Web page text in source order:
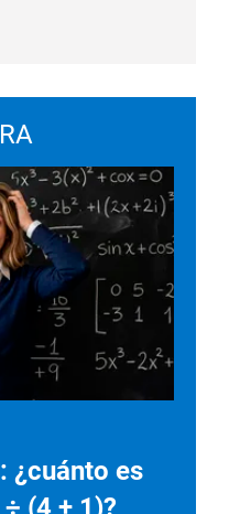
¿cuánto es
(4 + 1)?